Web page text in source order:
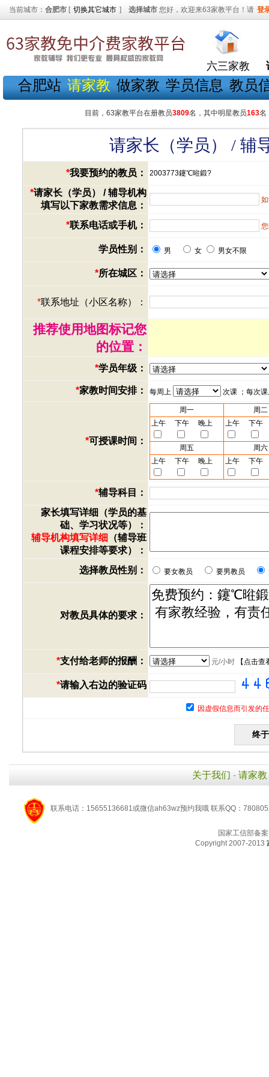
当前城市： 合肥市 [ 切换其它城市 ] 选择城市 您好，欢迎来63家教平台！请 登
六三家教
合肥站 请家教 做家教 学员信息 教员
目前，63家教平台在册教员3809名，其中明星教员163名
请家长（学员） / 辅
*我要预约的教员： 2003773鑳℃暀鍛?
*请家长（学员） / 辅导机构
填写以下家教需求信息：
*联系电话或手机：
学员性别： 男 女 男女不限
*所在城区：
*联系地址（小区名称）：
推荐使用地图标记您
的位置：
*学员年级：
*家教时间安排： 每周上 次课 ；每次
*可授课时间：
周一
周二
上午
下午 晚上 上午 下午
周五
周六
上午
下午 晚上 上午 下午
*辅导科目：
家长填写详细（学员的基
础、学习状况等）：
辅导机构填写详细 （辅导班
课程安排等要求）：
选择教员性别：
要女教员 要男教员
对教员具体的要求：
*支付给老师的报酬： 元/小时【 点击查
*请输入右边的验证码
因虚假信息而引发的
关于我们 - 请家教
联系电话：15655136681或微信ah63wz预约我哦 联系QQ：
国家工信部备
Copyright 2007-2013